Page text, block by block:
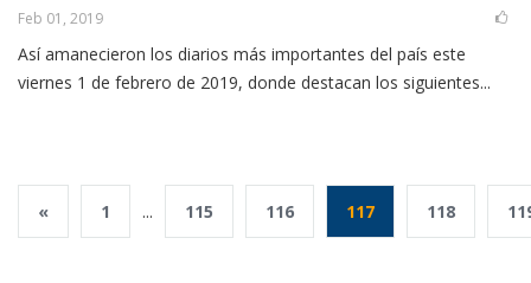
Feb 01, 2019
Así amanecieron los diarios más importantes del país este
viernes 1 de febrero de 2019, donde destacan los siguientes...
« 1 ... 115 116 117 118